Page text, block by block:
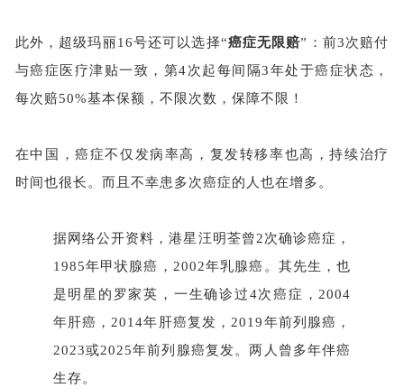
此外，超级玛丽16号还可以选择“癌症无限赔”：前3次赔付
与癌症医疗津贴一致，第4次起每间隔3年处于癌症状态，
每次赔50%基本保额，不限次数，保障不限！
在中国，癌症不仅发病率高，复发转移率也高，持续治疗
时间也很长。而且不幸患多次癌症的人也在增多。
据网络公开资料，港星汪明荃曾2次确诊癌症，
1985年甲状腺癌，2002年乳腺癌。其先生，也
是明星的罗家英，一生确诊过4次癌症，2004
年肝癌，2014年肝癌复发，2019年前列腺癌，
2023或2025年前列腺癌复发。两人曾多年伴癌
生存。